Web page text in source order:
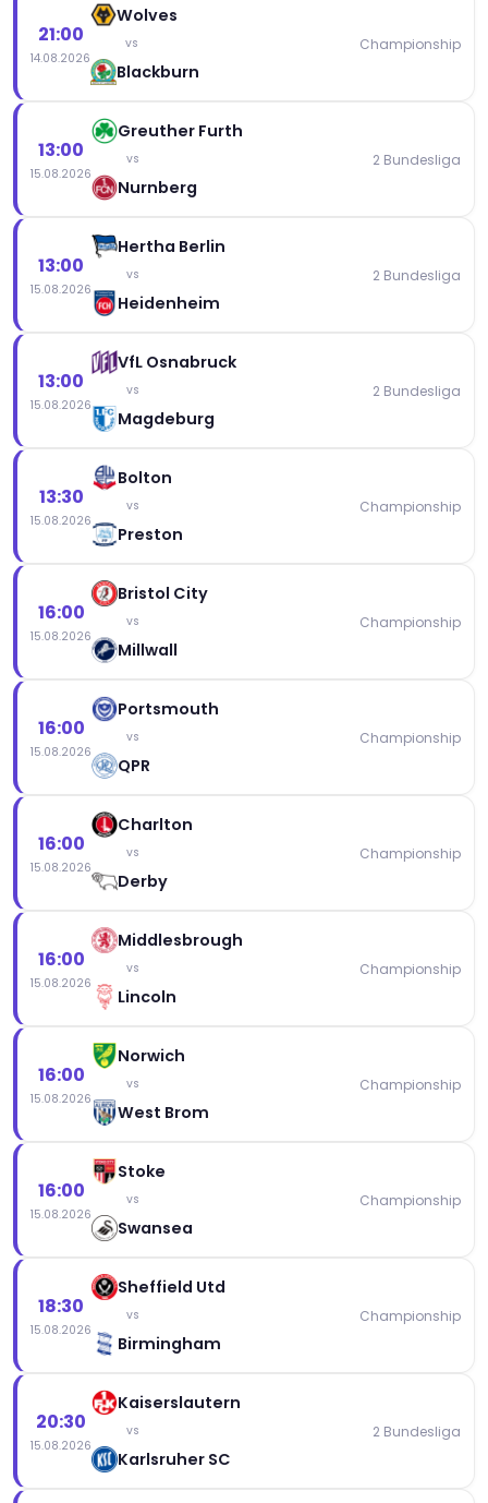
21:00
14.08.2026
Wolves
vs
Blackburn
Championship
13:00
15.08.2026
Greuther Furth
vs
Nurnberg
2 Bundesliga
13:00
15.08.2026
Hertha Berlin
vs
Heidenheim
2 Bundesliga
13:00
15.08.2026
VfL Osnabruck
vs
Magdeburg
2 Bundesliga
13:30
15.08.2026
Bolton
vs
Preston
Championship
16:00
15.08.2026
Bristol City
vs
Millwall
Championship
16:00
15.08.2026
Portsmouth
vs
QPR
Championship
16:00
15.08.2026
Charlton
vs
Derby
Championship
16:00
15.08.2026
Middlesbrough
vs
Lincoln
Championship
16:00
15.08.2026
Norwich
vs
West Brom
Championship
16:00
15.08.2026
Stoke
vs
Swansea
Championship
18:30
15.08.2026
Sheffield Utd
vs
Birmingham
Championship
20:30
15.08.2026
Kaiserslautern
vs
Karlsruher SC
2 Bundesliga